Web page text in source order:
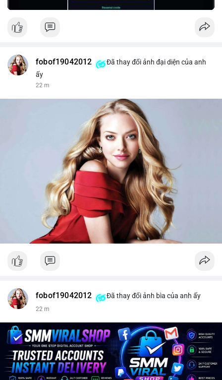
fobof19042012
Đã thay đổi ảnh đại diện của anh
ấy
22 m
fobof19042012 Đã thay đổi ảnh bìa của anh ấy
22 m